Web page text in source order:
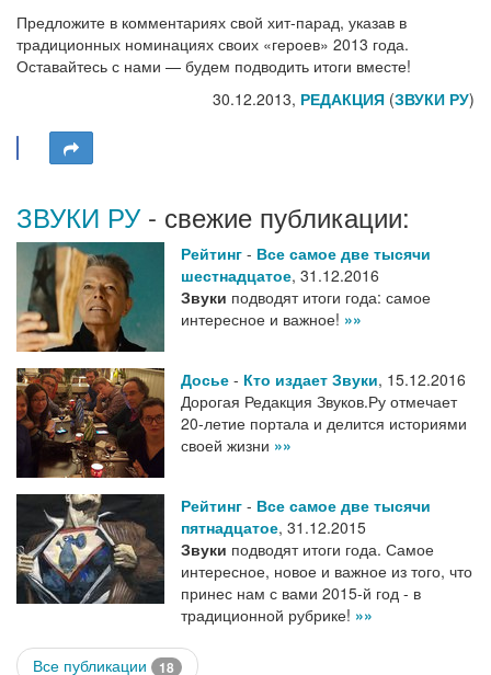
Предложите в комментариях свой хит-парад, указав в
традиционных номинациях своих «героев» 2013 года.
Оставайтесь с нами — будем подводить итоги вместе!
30.12.2013, РЕДАКЦИЯ (ЗВУКИ РУ)
ЗВУКИ РУ- свежие публикации:
Рейтинг - Все самое две тысячи
шестнадцатое, 31.12.2016
Звуки подводят итоги года: самое
интересное и важное! »»
Досье - Кто издает Звуки, 15.12.2016
Дорогая Редакция Звуков.Ру отмечает
20-летие портала и делится историями
своей жизни »»
Рейтинг - Все самое две тысячи
пятнадцатое, 31.12.2015
Звуки подводят итоги года. Самое
интересное, новое и важное из того, что
принес нам с вами 2015-й год - в
традиционной рубрике! »»
Все публикации 18